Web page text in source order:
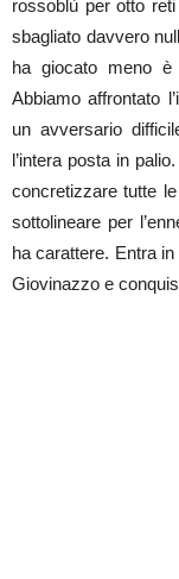
rossoblù per otto
sbagliato davvero
ha giocato meno è
Abbiamo affrontato
un avversario
l’intera posta in
concretizzare tutte
sottolineare per
ha carattere. Entra
Giovinazzo e